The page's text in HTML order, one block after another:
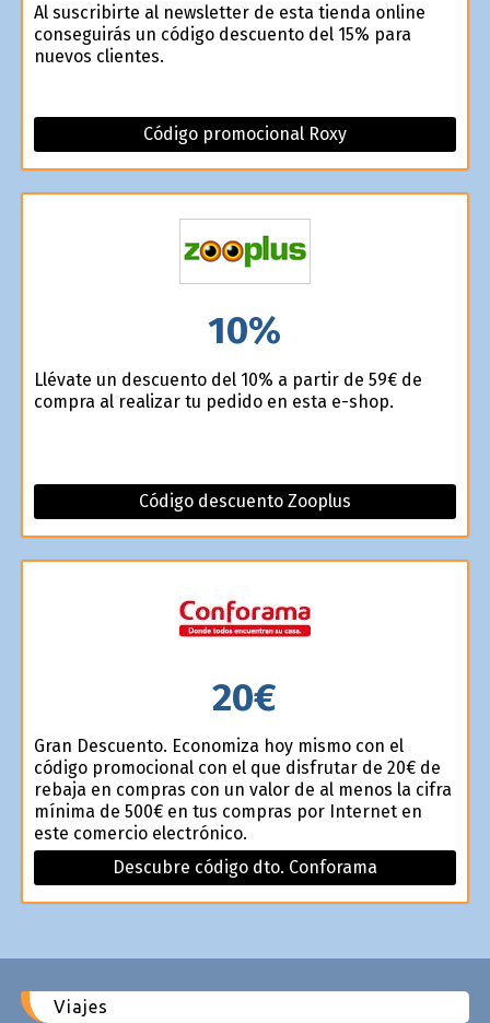
Al suscribirte al newsletter de esta tienda online
conseguirás un código descuento del 15% para
nuevos clientes.
Código promocional Roxy
10%
Llévate un descuento del 10% a partir de 59€ de
compra al realizar tu pedido en esta e-shop.
Código descuento Zooplus
20€
Gran Descuento. Economiza hoy mismo con el
código promocional con el que disfrutar de 20€ de
rebaja en compras con un valor de al menos la cifra
mínima de 500€ en tus compras por Internet en
este comercio electrónico.
Descubre código dto. Conforama
Viajes